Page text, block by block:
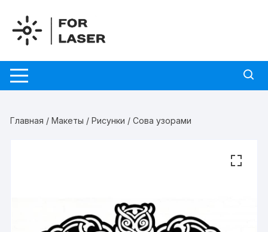
содержимому
Главная /Макеты /Рисунки / Сова узорами